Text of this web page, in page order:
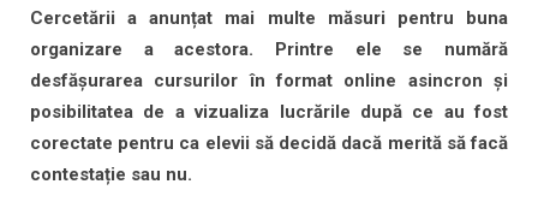
Cercetării a anunțat mai multe măsuri pentru buna
organizare a acestora. Printre ele se numără
desfășurarea cursurilor în format online asincron și
posibilitatea de a vizualiza lucrările după ce au fost
corectate pentru ca elevii să decidă dacă merită să facă
contestație sau nu.